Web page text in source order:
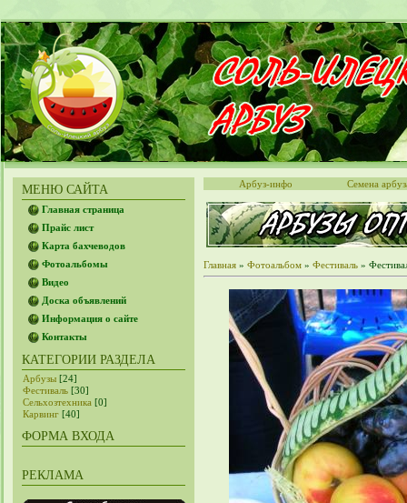
МЕНЮ САЙТА
Главная страница
Прайс лист
Карта бахчеводов
Фотоальбомы
Видео
Доска объявлений
Информация о сайте
Контакты
КАТЕГОРИИ РАЗДЕЛА
Арбузы [24]
Фестиваль [30]
Сельхозтехника [0]
Карвинг [40]
ФОРМА ВХОДА
РЕКЛАМА
Арбуз-инфо Семена
Главная » Фотоальбом » Фестиваль »